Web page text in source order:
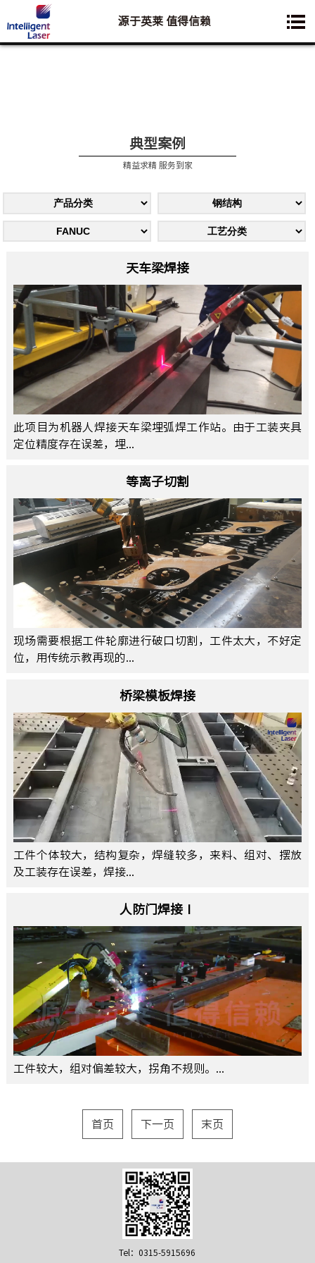
您想要了解的业务是:
源于英莱 值得信赖
典型案例
精益求精 服务到家
天车梁焊接
此项目为机器人焊接天车梁埋弧焊工作站。由于工装夹具
定位精度存在误差，埋...
等离子切割
现场需要根据工件轮廓进行破口切割，工件太大，不好定
位，用传统示教再现的...
桥梁模板焊接
工件个体较大，结构复杂，焊缝较多，来料、组对、摆放
及工装存在误差，焊接...
人防门焊接Ⅰ
工件较大，组对偏差较大，拐角不规则。...
首页 下一页 末页
Tel：0315-5915696